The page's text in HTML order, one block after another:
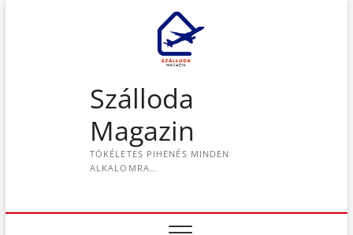
t
Szálloda
Magazin
TÖKÉLETES PIHENÉS MINDEN
ALKALOMRA…